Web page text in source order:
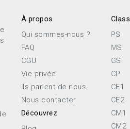
À propos
Qui sommes-nous ?
FAQ
CGU
Vie privée
Ils parlent de nous
Nous contacter
Découvrez
PS
MS
GS
CP
CE1
CE2
CM1
CM2